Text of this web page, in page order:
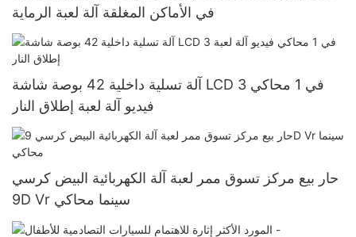
في الأماكن المغلقة آلة لعبة الرماية
آلة تسلية داخلية 42 بوصة شاشة LCD 3 في 1 محاكي
فيديو آلة لعبة إطلاق النار
حار بيع مركز تسوق ممر لعبة آلة الكهربائية البيض كرسي
9D Vr سينما محاكي